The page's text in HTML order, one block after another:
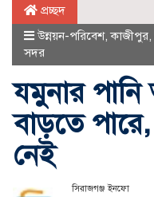
প্রচ্ছদ
উন্নয়ন-পরিবেশ,কাজীপুর,
সদর
যমুনার
বাড়তে
নেই
সিরাজগঞ্জ ইনফো